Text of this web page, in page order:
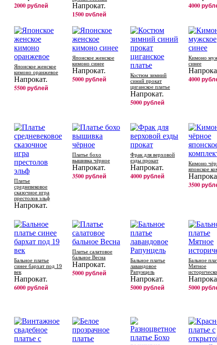
2000 рублей
Напрокат.
1500 рублей
4000
Японское женское
кимоно оранжевое
Напрокат.
5500 рублей
Японское женское
кимоно синее
Напрокат.
5000 рублей
Костюм зимний
синий прокат
циганское платье
Напрокат.
5000 рублей
Кимоно
синее
4000
Платье
средневековое
сказочное игра
престолов эльф
Напрокат.
Платье бохо
вышивка чёрное
Напрокат.
3500 рублей
Фрак для верховой
езды прокат
Напрокат.
4000 рублей
Кимоно
японское
3500
Бальное платье
синее бархат под 19
век
Напрокат.
6000 рублей
Платье салатовое
бальное Весна
Напрокат.
5000 рублей
Бальное платье
лавандовое
Рапунцель
Напрокат.
5000 рублей
Бальное
Мятное
5000